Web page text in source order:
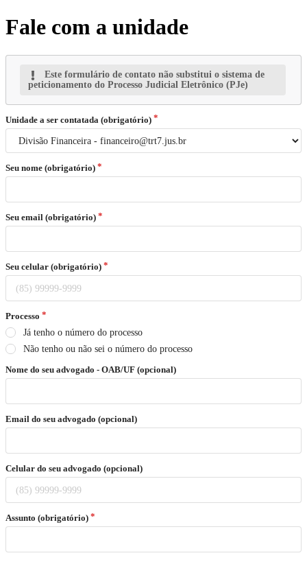
Fale com a unidade
Este formulário de contato não substitui o sistema de
peticionamento do Processo Judicial Eletrônico (PJe)
Unidade a ser contatada (obrigatório)
Seu nome (obrigatório)
Seu email (obrigatório)
Seu celular (obrigatório)
Processo
Já tenho o número do processo
Não tenho ou não sei o número do processo
Nome do seu advogado - OAB/UF (opcional)
Email do seu advogado (opcional)
Celular do seu advogado (opcional)
Assunto (obrigatório)